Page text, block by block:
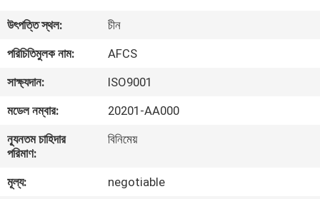
ভিডিও
সম্পর্কে
কারখানা
উৎপত্তি স্থল:
চীন
পরিচিতিমুলক নাম:
AFCS
সাক্ষ্যদান:
ISO9001
মডেল নম্বার:
20201-AA000
ন্যূনতম চাহিদার
পরিমাণ:
বিনিমেয়
মূল্য:
negotiable